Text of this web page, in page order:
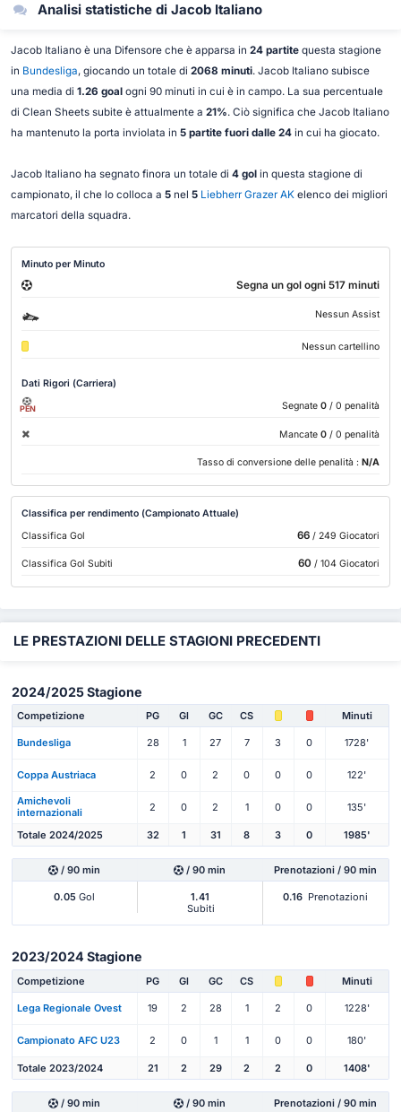
Analisi statistiche di Jacob Italiano
Jacob Italiano è una Difensore che è apparsa in 24 partitequesta stagione
in Bundesliga, giocando un totale di 2068 minuti. Jacob Italiano subisce
una media di 1.26 goalogni 90 minuti in cui è in campo. La sua percentuale
di Clean Sheets subite è attualmente a 21%. Ciò significa che Jacob Italiano
ha mantenuto la porta inviolata in 5 partite fuori dalle 24in cui ha giocato.
Jacob Italiano ha segnato finora un totale di 4 golin questa stagione di
campionato, il che lo colloca a 5nel 5 Liebherr Grazer AKelenco dei migliori
marcatori della squadra.
Minuto per Minuto
Segna un gol ogni 517 minuti
Nessun Assist
Nessun cartellino
Dati Rigori (Carriera)
PEN Segnate 0 / 0 penalità
Mancate 0 / 0 penalità
Tasso di conversione delle penalità : N/A
Classifica per rendimento (Campionato Attuale)
Classifica Gol
66/ 249 Giocatori
Classifica Gol Subiti 60 / 104 Giocatori
LE PRESTAZIONI DELLE STAGIONI PRECEDENTI
2024/2025 Stagione
Competizione PG Gl GC CS Minuti
Bundesliga 28 1 27 7 3 0 1728'
Coppa Austriaca 2 0 2 0 0 0 122'
Amichevoli
internazionali
2 0 2 1 0 0 135'
Totale 2024/2025 32 1 31 8 3 0 1985'
/ 90 min / 90 min Prenotazioni / 90 min
0.05 Gol
1.41
Subiti
0.16 Prenotazioni
2023/2024 Stagione
Competizione PG Gl GC CS Minuti
Lega Regionale Ovest 19 2 28 1 2 0 1228'
Campionato AFC U23 2 0 1 1 0 0 180'
Totale 2023/2024 21 2 29 2 2 0 1408'
/ 90 min / 90 min Prenotazioni / 90 min